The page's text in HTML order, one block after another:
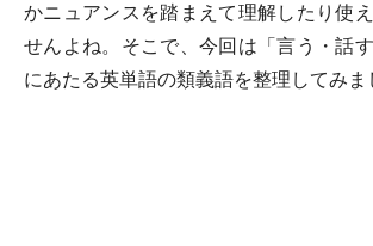
かニュアンスを踏まえて理解したり使
せんよね。そこで、今回は「言う・話
にあたる英単語の類義語を整理してみま